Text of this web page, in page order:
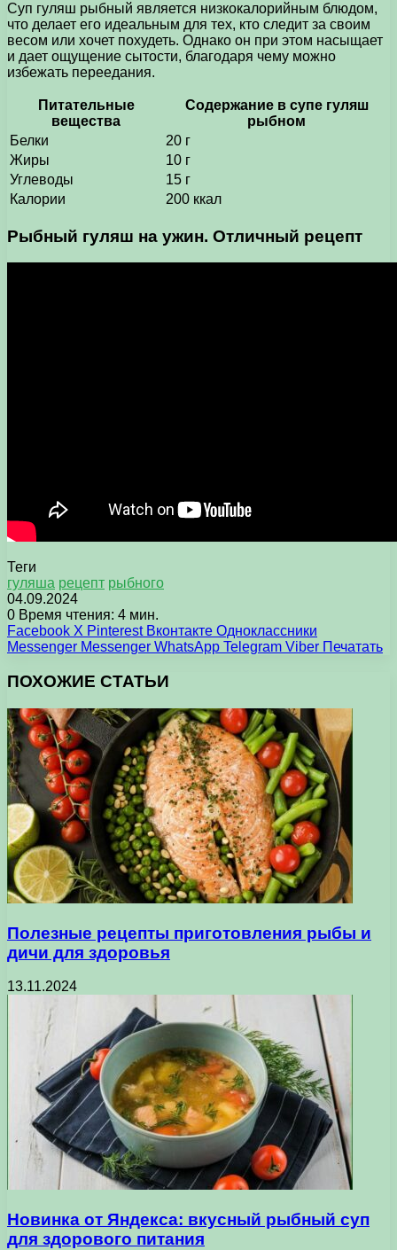
Суп гуляш рыбный является низкокалорийным блюдом,
что делает его идеальным для тех, кто следит за своим
весом или хочет похудеть. Однако он при этом насыщает
и дает ощущение сытости, благодаря чему можно
избежать переедания.
Питательные
вещества
Содержание в супе гуляш
рыбном
Белки
20 г
Жиры
10 г
Углеводы
15 г
Калории
200 ккал
Рыбный гуляш на ужин. Отличный рецепт
Теги
гуляша рецепт рыбного
04.09.2024
0 Время чтения: 4 мин.
Facebook X Pinterest Вконтакте Одноклассники
Messenger Messenger WhatsApp Telegram Viber Печатать
ПОХОЖИЕ СТАТЬИ
Полезные рецепты приготовления рыбы и
дичи для здоровья
13.11.2024
Новинка от Яндекса: вкусный рыбный суп
для здорового питания